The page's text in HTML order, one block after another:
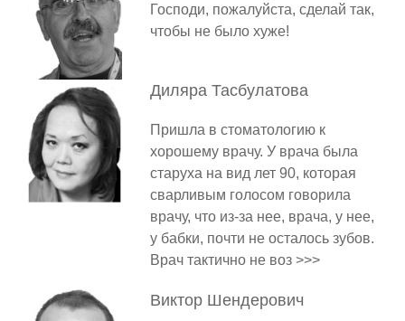
Господи, пожалуйста, сделай так,
чтобы не было хуже!
Диляра Тасбулатова
Пришла в стоматологию к
хорошему врачу. У врача была
старуха на вид лет 90, которая
сварливым голосом говорила
врачу, что из-за нее, врача, у нее,
у бабки, почти не осталось зубов.
Врач тактично не воз >>>
Виктор Шендерович